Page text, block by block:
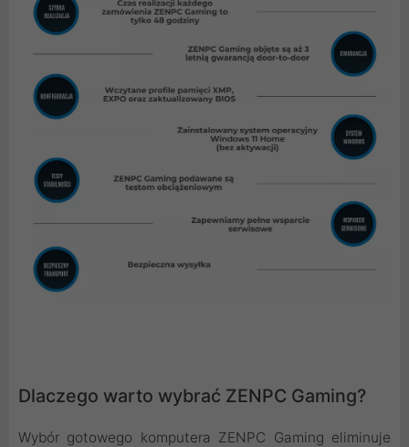
Dlaczego warto wybrać ZENPC Gaming?
Wybór gotowego komputera ZENPC Gaming eliminuje